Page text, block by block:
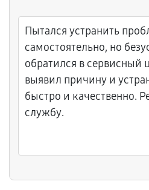
Пытался устранить
самостоятельно, но
обратился в сервисный
выявил причину и
быстро и качественно.
службу.